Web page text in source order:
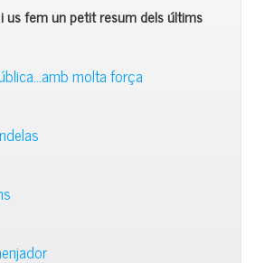
us fem un petit resum dels últims
molta força